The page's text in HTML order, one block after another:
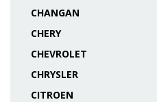
CHANGAN
CHERY
CHEVROLET
CHRYSLER
CITROEN